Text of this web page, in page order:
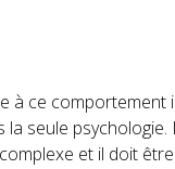
à ce comportement
la seule
et il doit être